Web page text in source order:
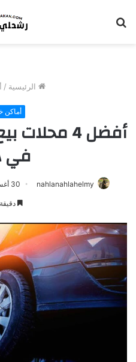
الرئيسية /
أماكن
أفضل 4
في
nahlanahlahelmy 30 أغسطس، 2022